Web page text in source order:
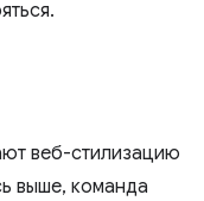
веб-стилизацию
выше, команда